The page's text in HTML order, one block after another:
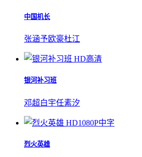
中国机长
张涵予欧豪杜江
HD高清
银河补习班
邓超白宇任素汐
HD1080P中字
烈火英雄